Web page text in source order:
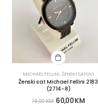
MICHAEL FELLINI,ŽENSKI SATOVI
Ženski sat Michael Fellini 2183
(2714-8)
76,00KM 60,00KM